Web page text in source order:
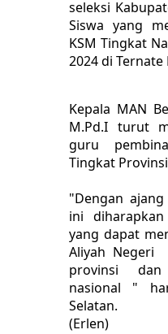
seleksi
Siswa yang
KSM Tingkat
2024 di
Kepala MAN
M.Pd.I turut
guru
Tingkat
"Dengan
ini diharapkan
yang dapat
Aliyah Negeri
provinsi dan
nasional "
Selatan.
(Erlen)